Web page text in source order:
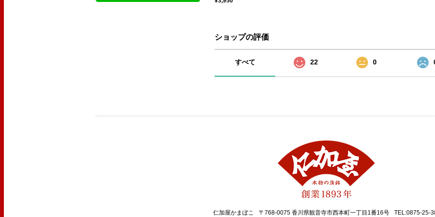
ショップの評価
すべて 22 0
仁加屋かまぼこ 〒768-0075 香川県観音寺市西本町一丁目1番16号 TEL:0875-25-